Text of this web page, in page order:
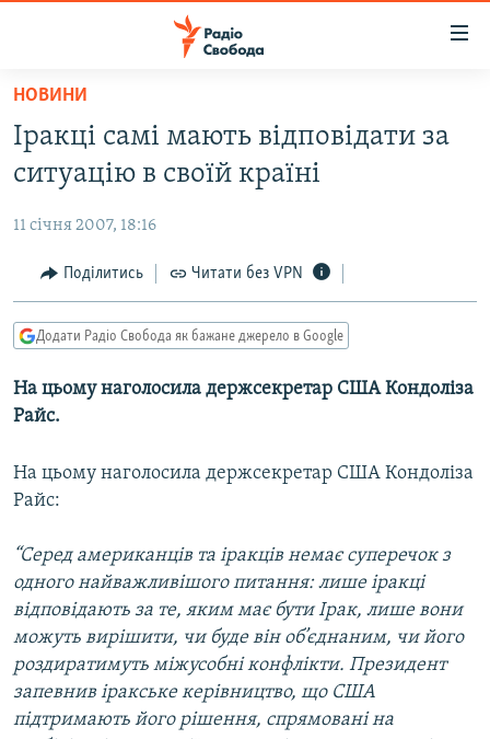
Перейти
основного
матеріалу
Перейти
до
навігації
Перейти
до
ВСЕ ЗА ДОБУ
СТАТТІ
ПОЛІТИКА
ЕКОНОМІКА
КУЛЬТУРА
СПОРТ
СВІТ
ВІЙНА
РОСІЙСЬКА «ФІЛЬТРАЦІЯ»
КРИМ.РЕАЛІЇ
ТИ ЯК?
КИТАЙ.ВИКЛИКИ
МУЛЬТИМЕДІА
ФОТО
СПЕЦПРОЄКТИ
ПОДКАСТИ
КРИМ РЕАЛІЇ
РУС
НОВИНИ
Іракці самі мають відповідати за
ситуацію в своїй країні
11 січня 2007, 18:16
Поділитись Читати без VPN
Додати Радіо Свобода як бажане джерело в Google
На цьому наголосила держсекретар США Кондоліза
Райс.
На цьому наголосила держсекретар США Кондоліза
Райс:
“Серед американців та іракців немає суперечок з
одного найважливішого питання: лише іракці
відповідають за те, яким має бути Ірак, лише вони
можуть вирішити, чи буде він об’єднаним, чи його
роздиратимуть міжусобні конфлікти. Президент
запевнив іракське керівництво, що США
підтримають його рішення, спрямовані на